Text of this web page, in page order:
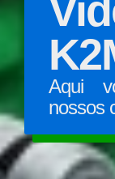
Aqui
nossos